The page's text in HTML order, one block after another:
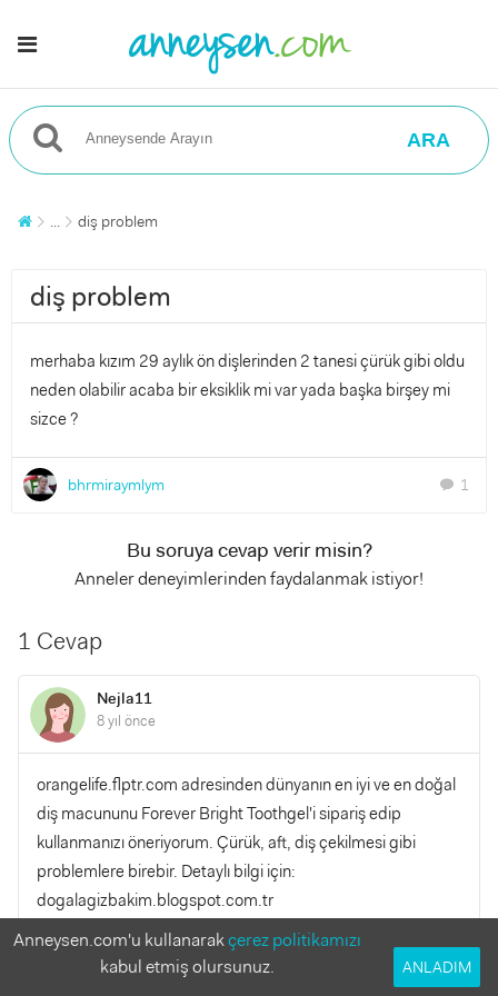
ARA
... diş problem
diş problem
merhaba kızım 29 aylık ön dişlerinden 2 tanesi çürük gibi oldu
neden olabilir acaba bir eksiklik mi var yada başka birşey mi
sizce ?
bhrmiraymlym chat 1
Bu soruya cevap verir misin?
Anneler deneyimlerinden faydalanmak istiyor!
1 Cevap
Nejla11
8 yıl önce
orangelife.flptr.com adresinden dünyanın en iyi ve en doğal
diş macununu Forever Bright Toothgel'i sipariş edip
kullanmanızı öneriyorum. Çürük, aft, diş çekilmesi gibi
problemlere birebir. Detaylı bilgi için:
dogalagizbakim.blogspot.com.tr
YANITLA
0
Anneysen.com'u kullanarakçerez politikamızı
kabul etmiş olursunuz.
ANLADIM